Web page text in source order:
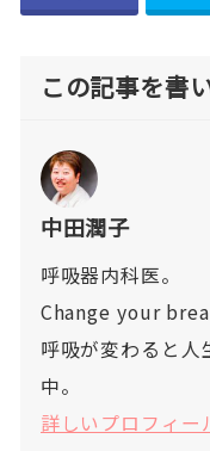
この記事を書
中田潤子
呼吸器内科医。
Change your
呼吸が変わると
中。
詳しいプロフィー